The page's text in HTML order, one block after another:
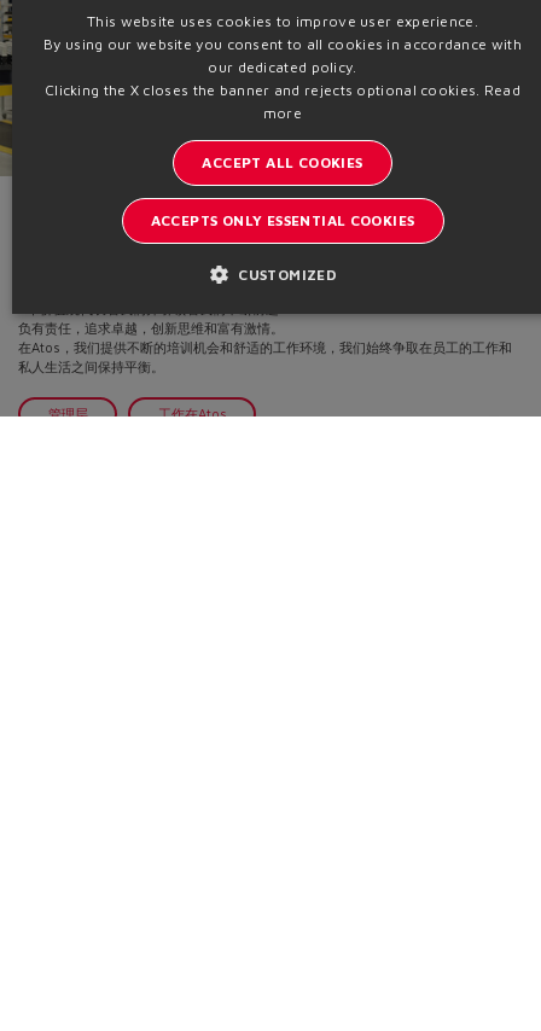
负有责任，追求卓越，创新思维和富有激情。
在Atos，我们提供不断的培训机会和舒适的工作环境，我们始终争取在员工的工作和
私人生活之间保持平衡。
管理层 工作在Atos
ENGLISH
ITALIAN
This website uses cookies to improve user experience.
By using our website you consent to all cookies in accordance with
our dedicated policy.
Clicking the X closes the banner and rejects optional cookies. Read
more
ACCEPT ALL COOKIES
ACCEPTS ONLY ESSENTIAL COOKIES
CUSTOMIZED